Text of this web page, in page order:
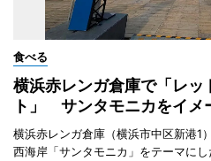
食べる
横浜赤レンガ倉庫で「レッ
ト」 サンタモニカをイ
横浜赤レンガ倉庫（横浜市中区新港1
西海岸「サンタモニカ」をテーマに